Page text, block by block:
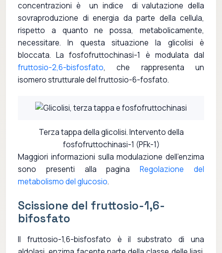
concentrazioni è un indice di valutazione della
sovraproduzione di energia da parte della cellula,
rispetto a quanto ne possa, metabolicamente,
necessitare. In questa situazione la glicolisi è
bloccata. La fosfofruttochinasi-1 è modulata dal
fruttosio-2,6-bisfosfato, che rappresenta un
isomero strutturale del fruttosio-6-fosfato.
Terza tappa della glicolisi. Intervento della
fosfofruttochinasi-1 (PFk-1)
Maggiori informazioni sulla modulazione dell'enzima
sono presenti alla paginaRegolazione del
metabolismo del glucosio.
Scissione del fruttosio-1,6-
bifosfato
Il fruttosio-1,6-bisfosfato è il substrato di una